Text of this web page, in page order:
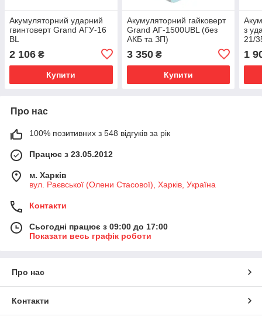
Акумуляторний ударний
гвинтоверт Grand АГУ-16
BL
2 106 ₴
Купити
Акумуляторний гайковерт
Grand АГ-1500UBL (без
АКБ та ЗП)
3 350₴
Купити
з
21/
1
Про нас
100% позитивних з 548 відгуків за рік
Працює з 23.05.2012
м. Харків
вул. Раєвської (Олени Стасової), Харків, Україна
Контакти
Сьогодні працює з 09:00 до 17:00
Показати весь графік роботи
Про нас
Контакти